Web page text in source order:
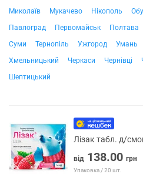
Миколаїв
Мукачево Нікополь
Павлоград
Первомайськ Полтава
Суми
Тернопіль Ужгород Умань
Хмельницький
Черкаси Чернівці
Шептицький
Лізак табл. д/
від 138.00 грн
Упаковка / 20 шт.